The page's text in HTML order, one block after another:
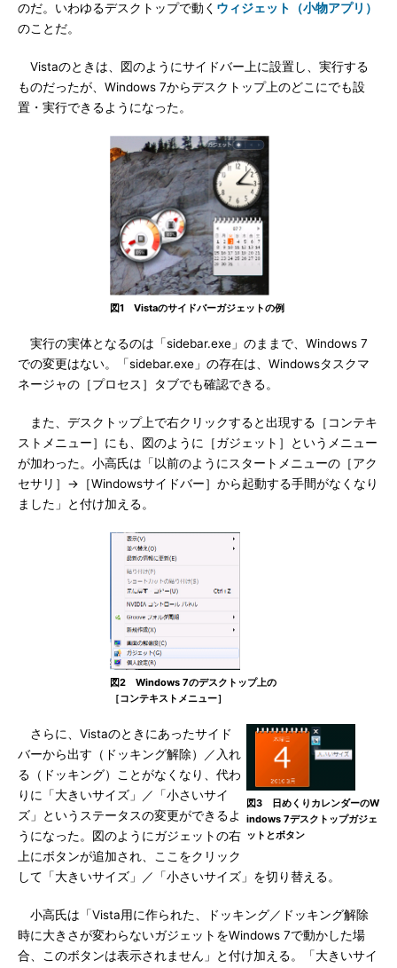
のだ。いわゆるデスクトップで動く ウィジェット（小物アプリ）
のことだ。
Vistaのときは、図のようにサイドバー上に設置し、実行する
ものだったが、Windows 7からデスクトップ上のどこにでも設
置・実行できるようになった。
図1 Vistaのサイドバーガジェットの例
実行の実体となるのは「sidebar.exe」のままで、Windows 7
での変更はない。「sidebar.exe」の存在は、Windowsタスクマ
ネージャの［プロセス］タブでも確認できる。
また、デスクトップ上で右クリックすると出現する［コンテキ
ストメニュー］にも、図のように［ガジェット］というメニュー
が加わった。小高氏は「以前のようにスタートメニューの［アク
セサリ］→［Windowsサイドバー］から起動する手間がなくなり
ました」と付け加える。
図2 Windows 7のデスクトップ上の
［コンテキストメニュー］
図3 日めくりカレンダーのW
indows 7デスクトップガジェ
ットとボタン
さらに、Vistaのときにあったサイド
バーから出す（ドッキング解除）／入れ
る（ドッキング）ことがなくなり、代わ
りに「大きいサイズ」／「小さいサイ
ズ」というステータスの変更ができるよ
うになった。図のようにガジェットの右
上にボタンが追加され、ここをクリック
して「大きいサイズ」／「小さいサイズ」を切り替える。
小高氏は「Vista用に作られた、ドッキング／ドッキング解除
時に大きさが変わらないガジェットをWindows 7で動かした場
合、このボタンは表示されません」と付け加える。「大きいサイ